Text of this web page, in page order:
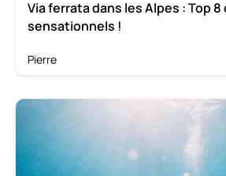
Via ferrata dans les Alpes : Top
sensationnels !
Pierre